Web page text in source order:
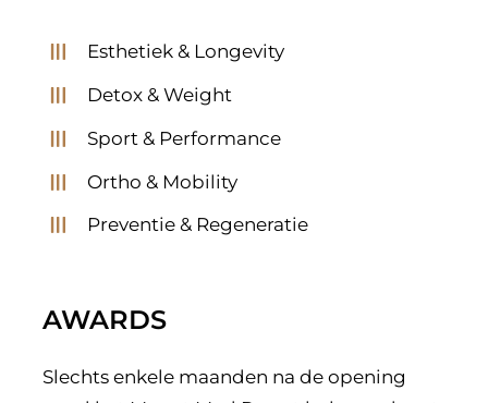
Esthetiek & Longevity
Detox & Weight
Sport & Performance
Ortho & Mobility
Preventie & Regeneratie
AWARDS
Slechts enkele maanden na de opening